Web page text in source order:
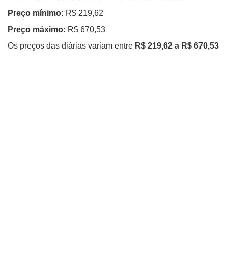
Preço mínimo: R$ 219,62
Preço máximo: R$ 670,53
Os preços das diárias variam entre R$ 219,62 a R$ 670,53